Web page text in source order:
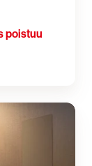
poistuu